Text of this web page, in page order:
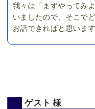
我々は「まずやってみ
いましたので、そこで
お話できればと思います
ゲスト 様